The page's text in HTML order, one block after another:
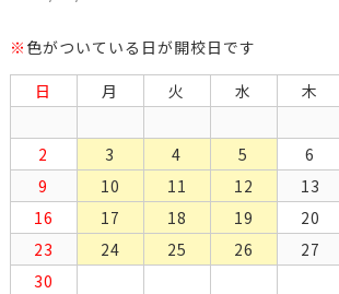
※ 色がついている日が開校日です
日
月 火 水 木
2
3 4 5 6
9
10 11 12 13
16
17 18 19 20
23
24 25 26 27
30